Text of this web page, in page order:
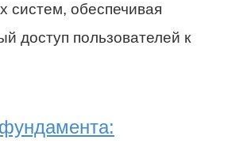
обеспечивая
доступ пользователей к